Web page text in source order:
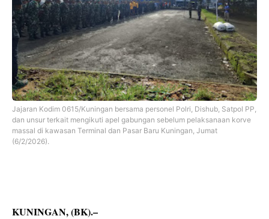
Jajaran Kodim 0615/Kuningan bersama personel Polri, Dishub, Satpol PP,
dan unsur terkait mengikuti apel gabungan sebelum pelaksanaan korve
massal di kawasan Terminal dan Pasar Baru Kuningan, Jumat
(6/2/2026).
KUNINGAN, (BK).–